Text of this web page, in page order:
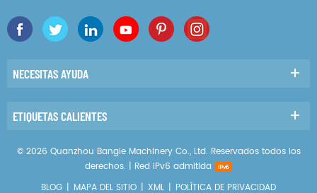
NECESITAS AYUDA
ETIQUETAS CALIENTES
© 2026 Quanzhou Bangle Machinery Co., Ltd. Reservados todos los
derechos. | Red IPv6 admitida
BLOG | MAPA DEL SITIO | XML | POLÍTICA DE PRIVACIDAD